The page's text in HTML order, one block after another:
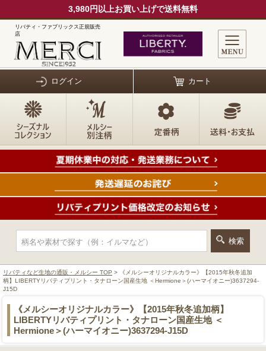
3,980円以上お買い上げで送料無料
リバティ・ファブリックス正規販売
店
ログイン カート
リバティなど生地の通販・メルシー TOP > 《メルシーオリジナルカラー》【2015年秋冬追加
柄】LIBERTYリバティプリント・タナローン国産生地 ＜Hermione＞(ハーマイオニー)3637294-
J15D
《メルシーオリジナルカラー》【2015年秋冬追加柄】
LIBERTYリバティプリント・タナローン国産生地 ＜
Hermione＞(ハーマイオニー)3637294-J15D